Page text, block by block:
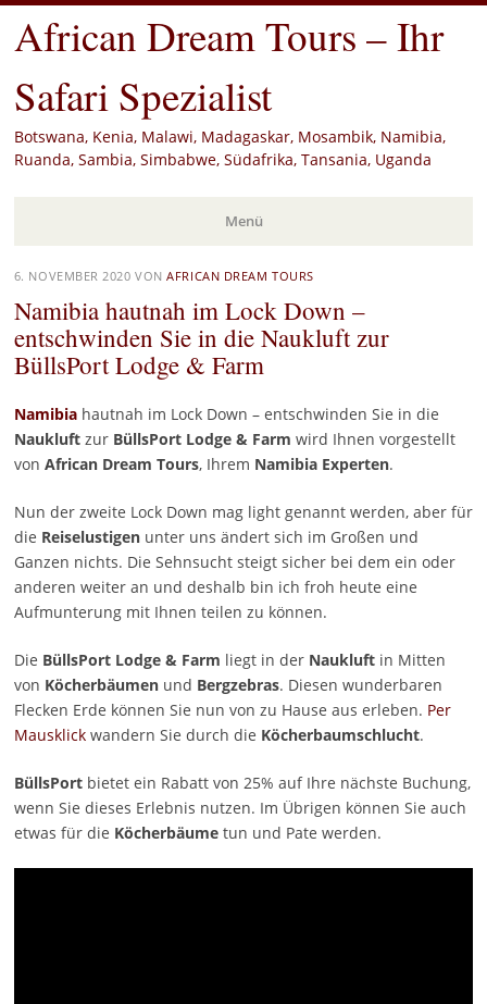
African Dream Tours – Ihr
Safari Spezialist
Botswana, Kenia, Malawi, Madagaskar, Mosambik, Namibia,
Ruanda, Sambia, Simbabwe, Südafrika, Tansania, Uganda
Menü
Zum
Inhalt
springen
6. NOVEMBER 2020 VONAFRICAN DREAM TOURS
Namibia hautnah im Lock Down –
entschwinden Sie in die Naukluft zur
BüllsPort Lodge & Farm
Namibiahautnah im Lock Down – entschwinden Sie in die
Naukluftzur BüllsPort Lodge & Farm wird Ihnen vorgestellt
von African Dream Tours, Ihrem Namibia Experten.
Nun der zweite Lock Down mag light genannt werden, aber für
die Reiselustigenunter uns ändert sich im Großen und
Ganzen nichts. Die Sehnsucht steigt sicher bei dem ein oder
anderen weiter an und deshalb bin ich froh heute eine
Aufmunterung mit Ihnen teilen zu können.
Die BüllsPort Lodge & Farm liegt in der Naukluftin Mitten
von Köcherbäumenund Bergzebras. Diesen wunderbaren
Flecken Erde können Sie nun von zu Hause aus erleben. Per
Mausklickwandern Sie durch die Köcherbaumschlucht.
BüllsPortbietet ein Rabatt von 25% auf Ihre nächste Buchung,
wenn Sie dieses Erlebnis nutzen. Im Übrigen können Sie auch
etwas für die Köcherbäumetun und Pate werden.